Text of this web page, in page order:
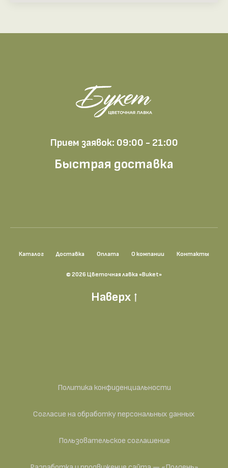
Прием заявок: 09:00 - 21:00
Быстрая доставка
Каталог Доставка Оплата О компании Контакты
© 2026 Цветочная лавка «Buket»
Наверх
Политика конфиденциальности
Согласие на обработку персональных данных
Пользовательское соглашение